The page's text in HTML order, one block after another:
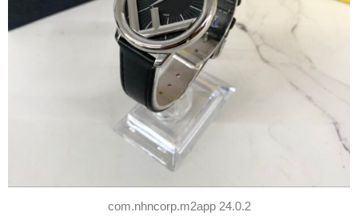
com.nhncorp.m2app 24.0.2